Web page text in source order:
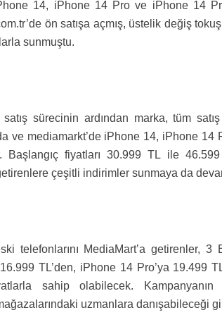
14, iPhone 14 Pro ve iPhone 14
ön satışa açmış, üstelik değiş
sunmuştu.
sürecinin ardından marka, tüm
ve mediamarkt’de iPhone 14, iPhone
Başlangıç fiyatları 30.999 TL ile
çeşitli indirimler sunmaya da
telefonlarını MediaMart’a getirenler,
TL’den, iPhone 14 Pro’ya 19.499
sahip olabilecek. Kampanyanın
uzmanlara danışabileceği